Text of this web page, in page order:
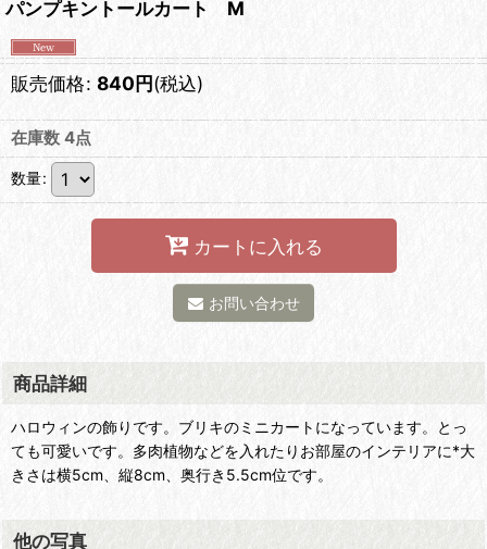
パンプキントールカート M
販売価格: 840円(税込)
在庫数 4点
数量:
カートに入れる
お問い合わせ
商品詳細
ハロウィンの飾りです。ブリキのミニカートになっています。とっ
ても可愛いです。多肉植物などを入れたりお部屋のインテリアに*大
きさは横5cm、縦8cm、奥行き5.5cm位です。
他の写真